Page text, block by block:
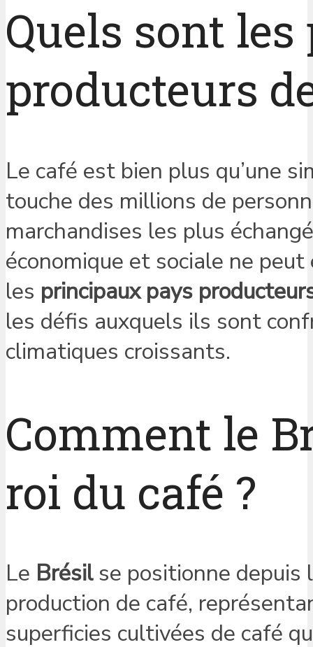
Quels sont
producteurs
Le café est bien plus qu’une
touche des millions de
marchandises les plus
économique et sociale ne
les principaux pays
les défis auxquels ils sont
climatiques croissants.
Comment le
roi du café ?
Le Brésilse positionne depuis
production de café,
superficies cultivées de café